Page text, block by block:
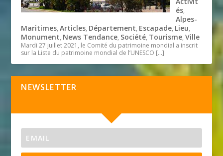
és,
Alpes-
Maritimes,Articles, Département, Escapade, Lieu,
Monument, News Tendance, Société, Tourisme,Ville
Mardi 27 juillet 2021, le Comité du patrimoine mondial a inscrit
sur la Liste du patrimoine mondial de l’UNESCO […]
NEWSLETTER